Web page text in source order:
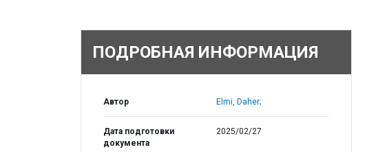
ПОДРОБНАЯ ИНФОРМАЦИЯ
Автор Elmi, Daher;
Дата подготовки
документа
2025/02/27